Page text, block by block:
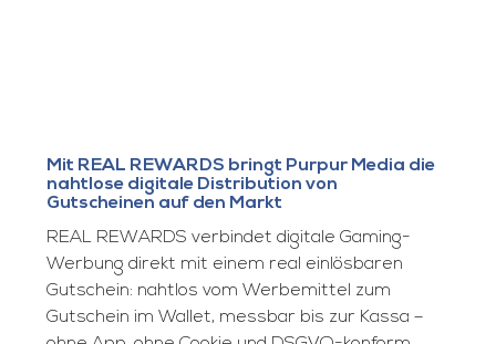
Mit REAL REWARDS bringt Purpur Media die
nahtlose digitale Distribution von
Gutscheinen auf den Markt
REAL REWARDS verbindet digitale Gaming-
Werbung direkt mit einem real einlösbaren
Gutschein: nahtlos vom Werbemittel zum
Gutschein im Wallet, messbar bis zur Kassa –